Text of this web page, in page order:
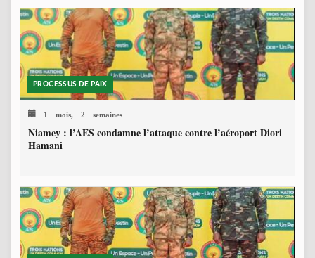
PROCESSUS DE PAIX
1 mois, 2 semaines
Niamey : l’AES condamne l’attaque contre l’aéroport Diori
Hamani